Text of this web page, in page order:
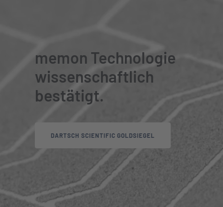
memon Technologie
wissenschaftlich
bestätigt.
DARTSCH SCIENTIFIC GOLDSIEGEL